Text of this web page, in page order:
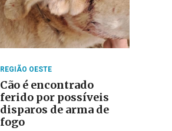
REGIÃO OESTE
Cão é encontrado
ferido por possíveis
disparos de arma de
fogo